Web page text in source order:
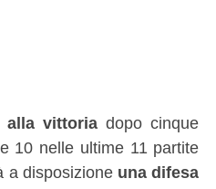
alla vittoria dopo cinque
10 nelle ultime 11 partite
a disposizione una difesa